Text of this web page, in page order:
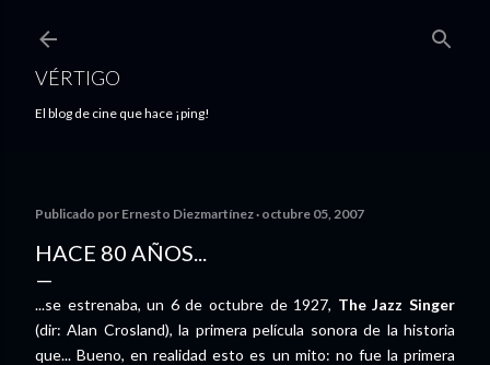
VÉRTIGO
El blog de cine que hace ¡ping!
Publicado por Ernesto Diezmartínez octubre 05, 2007
HACE 80 AÑOS...
...se estrenaba, un 6 de octubre de 1927, The Jazz Singer
(dir: Alan Crosland), la primera película sonora de la historia
que... Bueno, en realidad esto es un mito: no fue la primera